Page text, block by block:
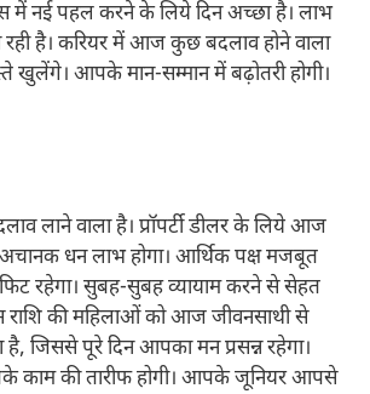
नई पहल करने के लिये दिन अच्छा है। लाभ
रही है। करियर में आज कुछ बदलाव होने वाला
खुलेंगे। आपके मान-सम्मान में बढ़ोतरी होगी।
लाने वाला है। प्रॉपर्टी डीलर के लिये आज
धन लाभ होगा। आर्थिक पक्ष मजबूत
रहेगा। सुबह-सुबह व्यायाम करने से सेहत
राशि की महिलाओं को आज जीवनसाथी से
है, जिससे पूरे दिन आपका मन प्रसन्न रहेगा।
की तारीफ होगी। आपके जूनियर आपसे